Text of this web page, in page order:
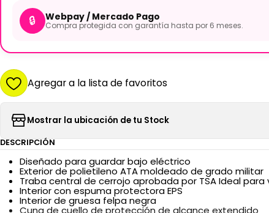
🔒 Webpay / Mercado Pago
Compra protegida con garantía hasta por 6 meses.
Agregar a la lista de favoritos
Mostrar la ubicación de tu Stock
DESCRIPCIÓN
Diseñado para guardar bajo eléctrico
Exterior de polietileno ATA moldeado de grado militar
Traba central de cerrojo aprobada por TSA Ideal para
Interior con espuma protectora EPS
Interior de gruesa felpa negra